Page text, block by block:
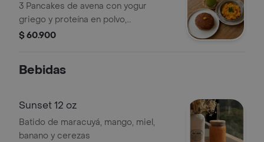
3 Pancakes de avena con yogur
griego y proteína en polvo,
acompañados de miel de maple con
queso. - Green Detox: Bebida a base
apio, piña, jengibre, maracuyá, limón.
$ 60.900
Bebidas
Sunset 12 oz
Batido de maracuyá, mango, miel,
banano y cerezas